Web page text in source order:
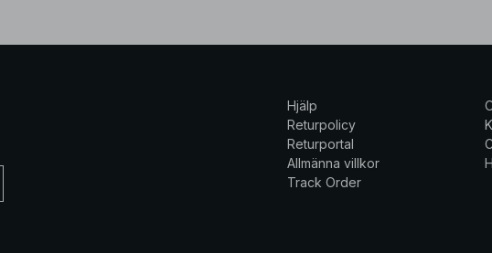
Hjälp
Returpolicy
Returportal
Allmänna villkor
Track Order